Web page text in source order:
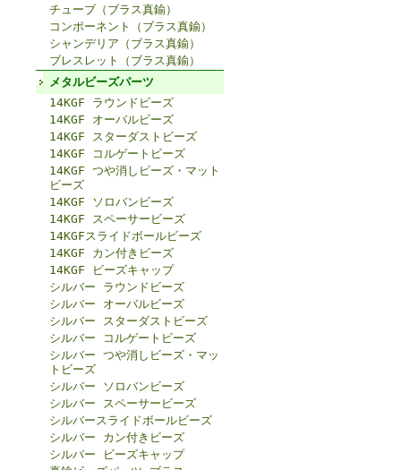
チューブ（ブラス真鍮）
コンポーネント（ブラス真鍮）
シャンデリア（ブラス真鍮）
ブレスレット（ブラス真鍮）
メタルビーズパーツ
14KGF ラウンドビーズ
14KGF オーバルビーズ
14KGF スターダストビーズ
14KGF コルゲートビーズ
14KGF つや消しビーズ・マット
ビーズ
14KGF ソロバンビーズ
14KGF スペーサービーズ
14KGFスライドボールビーズ
14KGF カン付きビーズ
14KGF ビーズキャップ
シルバー ラウンドビーズ
シルバー オーバルビーズ
シルバー スターダストビーズ
シルバー コルゲートビーズ
シルバー つや消しビーズ・マッ
トビーズ
シルバー ソロバンビーズ
シルバー スペーサービーズ
シルバースライドボールビーズ
シルバー カン付きビーズ
シルバー ビーズキャップ